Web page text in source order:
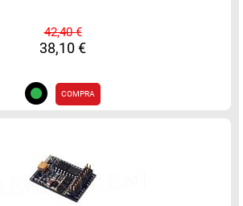
42,40 €
38,10 €
COMPRA